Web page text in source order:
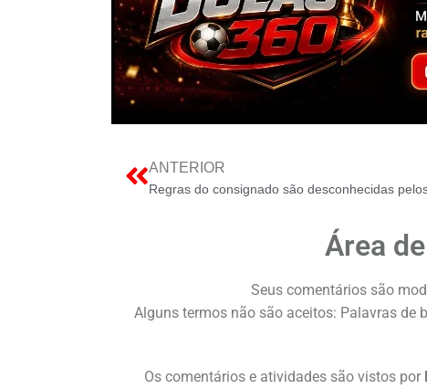
ANTERIOR
Área
Seus comentários são
Alguns termos não são aceitos: Palavras de
Os comentários e atividades são vistos por